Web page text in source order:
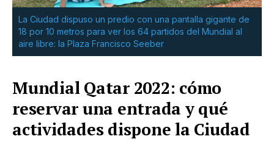
La Ciudad dispuso un predio con una pantalla gigante de
18 por 10 metros para ver los 64 partidos del Mundial al
aire libre: la Plaza Francisco Seeber
Mundial Qatar 2022: cómo
reservar una entrada y qué
actividades dispone la Ciudad